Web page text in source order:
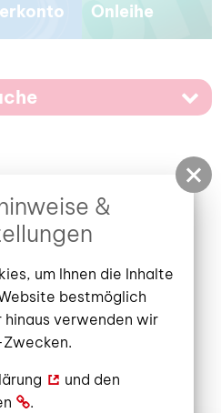
Onleihe
30. Juni 2026
10:00 Uhr
Cottbus
Landschaften und den
&
um Ihnen die Inhalte
bestmöglich
hinaus verwenden wir
und den
.